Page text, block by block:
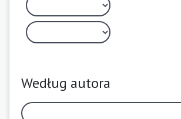
Według autora